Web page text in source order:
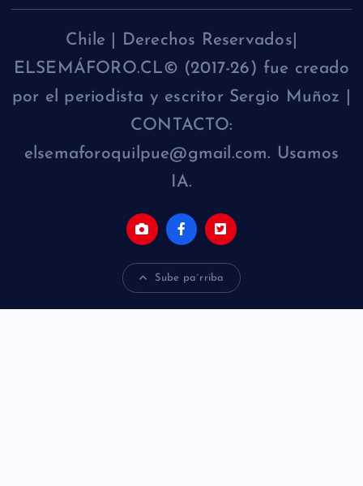
Chile | Derechos Reservados|
ELSEMÁFORO.CL© (2017-26) fue creado
por el periodista y escritor Sergio Muñoz |
CONTACTO:
elsemaforoquilpue@gmail.com. Usamos
IA.
Sube pa´rriba